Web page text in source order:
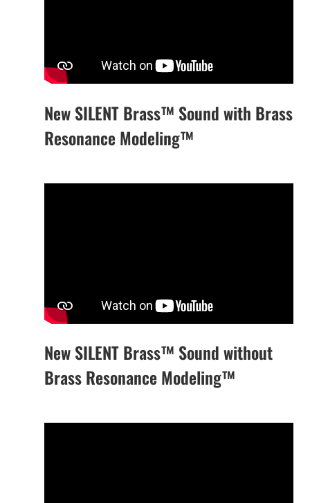
New SILENT Brass™ Sound with Brass
Resonance Modeling™
New SILENT Brass™ Sound without
Brass Resonance Modeling™